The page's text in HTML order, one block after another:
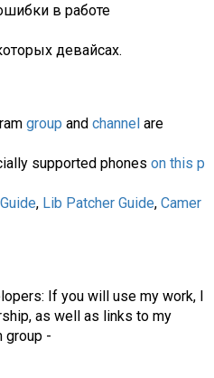
в работе
девайсах.
group and channel are
supported phones on this p
, Lib Patcher Guide, Camer
If you will use my work, I
as well as links to my
group -